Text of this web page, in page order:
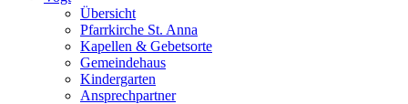
Übersicht
Pfarrkirche St. Anna
Kapellen & Gebetsorte
Gemeindehaus
Kindergarten
Ansprechpartner